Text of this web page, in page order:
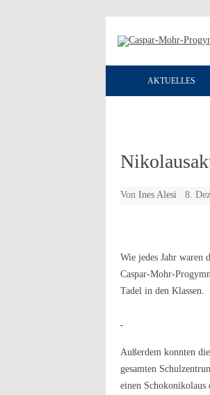
AKTUELLES
Von Ines Alesi 8.
Wie jedes Jahr waren
Caspar-Mohr-
Tadel in den Klassen.
Außerdem konnten
gesamten
einen